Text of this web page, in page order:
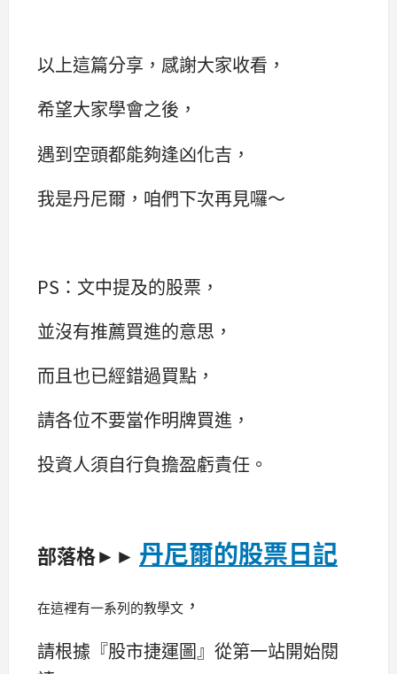
以上這篇分享，感謝大家收看，
希望大家學會之後，
遇到空頭都能夠逢凶化吉，
我是丹尼爾，咱們下次再見囉～
PS：文中提及的股票，
並沒有推薦買進的意思，
而且也已經錯過買點，
請各位不要當作明牌買進，
投資人須自行負擔盈虧責任。
部落格►► 丹尼爾的股票日記
在這裡有一系列的教學文 ，
請根據『股市捷運圖』從第一站開始閱